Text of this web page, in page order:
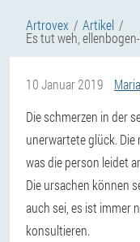
Artrovex Artikel
Es tut weh,
10 Januar 2019
Maria
Die schmerzen in der
unerwartete glück.
was die person leidet
Die ursachen können
auch sei, es ist immer
konsultieren.